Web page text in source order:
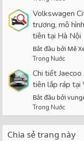
Volkswagen
trương, mô
tiên tại Hà Nội
Bắt đầu bởi Mê
Trong Nước
Chi tiết
tiên lắp ráp tại
Bắt đầu bởi
Trong Nước
Chia sẻ trang này